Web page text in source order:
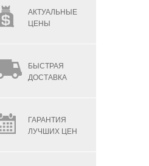
АКТУАЛЬНЫЕ
ЦЕНЫ
БЫСТРАЯ
ДОСТАВКА
ГАРАНТИЯ
ЛУЧШИХ ЦЕН